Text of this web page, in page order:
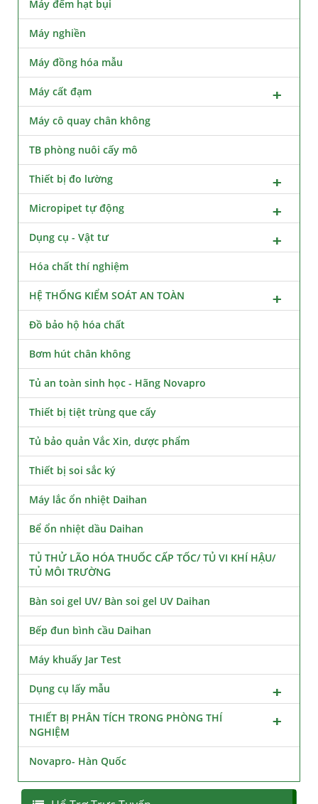
Máy đếm hạt bụi
Máy nghiền
Máy đồng hóa mẫu
Máy cất đạm
Máy cô quay chân không
TB phòng nuôi cấy mô
Thiết bị đo lường
Micropipet tự động
Dụng cụ - Vật tư
Hóa chất thí nghiệm
HỆ THỐNG KIỂM SOÁT AN TOÀN
Đồ bảo hộ hóa chất
Bơm hút chân không
Tủ an toàn sinh học - Hãng Novapro
Thiết bị tiệt trùng que cấy
Tủ bảo quản Vắc Xin, dược phẩm
Thiết bị soi sắc ký
Máy lắc ổn nhiệt Daihan
Bể ổn nhiệt dầu Daihan
TỦ THỬ LÃO HÓA THUỐC CẤP TỐC/ TỦ VI KHÍ HẬU/
TỦ MÔI TRƯỜNG
Bàn soi gel UV/ Bàn soi gel UV Daihan
Bếp đun bình cầu Daihan
Máy khuấy Jar Test
Dụng cụ lấy mẫu
THIẾT BỊ PHÂN TÍCH TRONG PHÒNG THÍ
NGHIỆM
Novapro- Hàn Quốc